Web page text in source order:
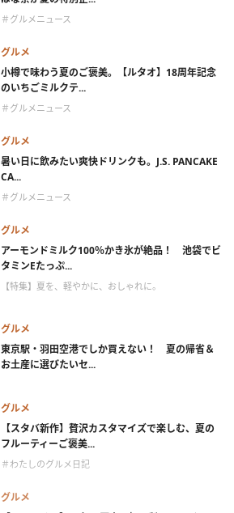
＃グルメニュース
グルメ
小樽で味わう夏のご褒美。【ルタオ】18周年記念
のいちごミルクテ...
＃グルメニュース
グルメ
暑い日に飲みたい爽快ドリンクも。J.S. PANCAKE
CA...
＃グルメニュース
グルメ
アーモンドミルク100％かき氷が絶品！ 池袋でビ
タミンEたっぷ...
【特集】夏を、軽やかに、おしゃれに。
グルメ
東京駅・羽田空港でしか買えない！ 夏の帰省＆
お土産に選びたいセ...
グルメ
【スタバ新作】贅沢カスタマイズで楽しむ、夏の
フルーティーご褒美...
＃わたしのグルメ日記
グルメ